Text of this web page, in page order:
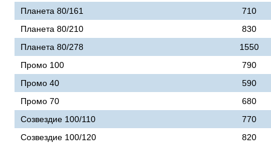
Планета 80/161
710
Планета 80/210
830
Планета 80/278
1550
Промо 100
790
Промо 40
590
Промо 70
680
Созвездие 100/110
770
Созвездие 100/120
820